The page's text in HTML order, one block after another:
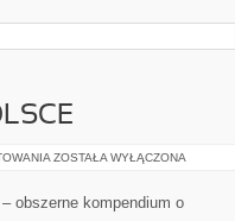
RYNEK
POLSCE
ZOSTAŁA WYŁĄCZONA
obszerne kompendium o